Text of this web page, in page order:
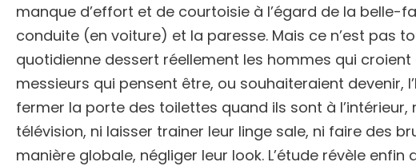
manque d’effort et de courtoisie à l’égard de la belle-
conduite (en voiture) et la paresse. Mais ce n’est pas
quotidienne dessert réellement les hommes qui
messieurs qui pensent être, ou souhaiteraient devenir,
fermer la porte des toilettes quand ils sont à
télévision, ni laisser trainer leur linge sale, ni faire des
manière globale, négliger leur look. L’étude révèle